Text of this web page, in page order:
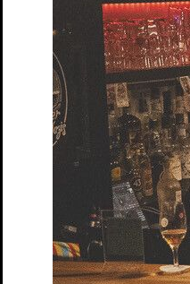
von Yasmina
Tickets
Moerser Perspektiven
Tickets
Queerer Stammtisch im
Tickets
Ruf des Lebens – Matinée
Tickets
Schatten und Lippen
Tickets
Schloss- und Theaterfest
So klingt der Sommer
Tickets
Söhne – Matinée von
Tickets
Tea Time mit Jane Austen